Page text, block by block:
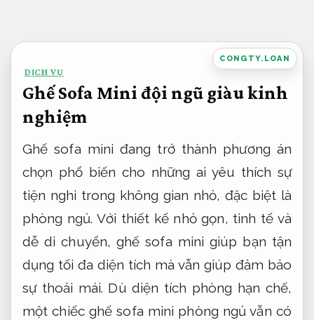
nội
dung
CONGTY.LOAN
DỊCH VỤ
Ghế Sofa Mini đội ngũ giàu kinh
nghiệm
Ghế sofa mini đang trở thành phương án
chọn phổ biến cho những ai yêu thích sự
tiện nghi trong không gian nhỏ, đặc biệt là
phòng ngủ. Với thiết kế nhỏ gọn, tinh tế và
dễ di chuyển, ghế sofa mini giúp bạn tận
dụng tối đa diện tích mà vẫn giúp đảm bảo
sự thoải mái. Dù diện tích phòng hạn chế,
một chiếc ghế sofa mini phòng ngủ vẫn có